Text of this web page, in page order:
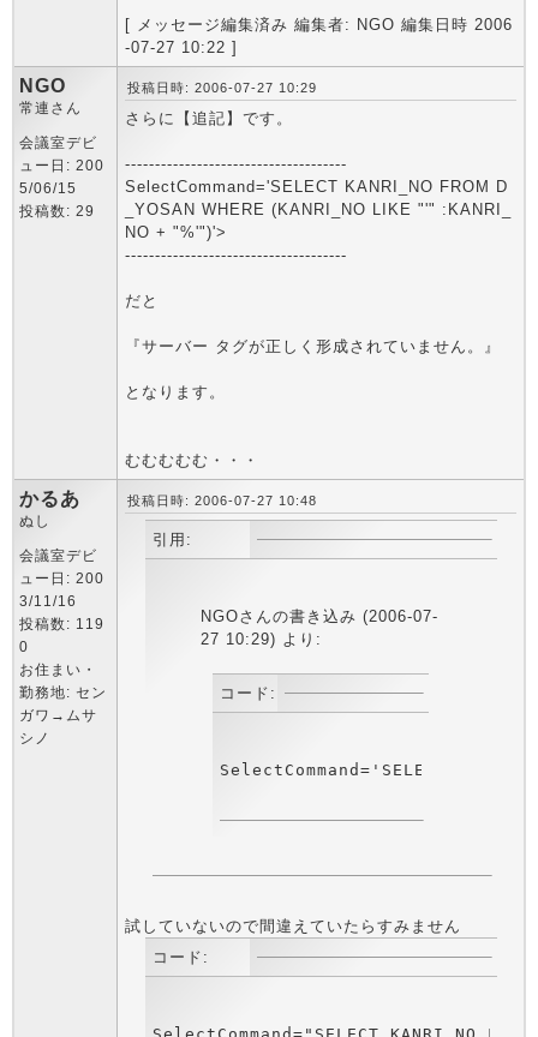
[ メッセージ編集済み 編集者: NGO 編集日時 2006
-07-27 10:22 ]
NGO
常連さん
会議室デビ
ュー日: 200
5/06/15
投稿数: 29
投稿日時: 2006-07-27 10:29
さらに【追記】です。
-------------------------------------
SelectCommand='SELECT KANRI_NO FROM D
_YOSAN WHERE (KANRI_NO LIKE "'" :KANRI_
NO + "%'")'>
-------------------------------------
だと
『サーバー タグが正しく形成されていません。』
となります。
むむむむむ・・・
かるあ
ぬし
会議室デビ
ュー日: 200
3/11/16
投稿数: 119
0
お住まい・
勤務地: セン
ガワ→ムサ
シノ
投稿日時: 2006-07-27 10:48
引用:
NGOさんの書き込み (2006-07-
27 10:29) より:
コード:
試していないので間違えていたらすみません
コード: